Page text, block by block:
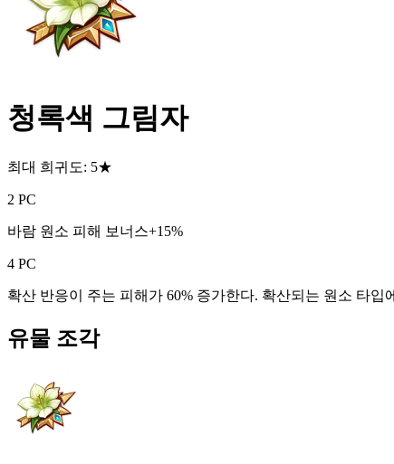
청록색 그림자
최대 희귀도: 5★
2 PC
바람 원소 피해 보너스+15%
4 PC
확산 반응이 주는 피해가 60% 증가한다. 확산되는 원소 타
유물 조각